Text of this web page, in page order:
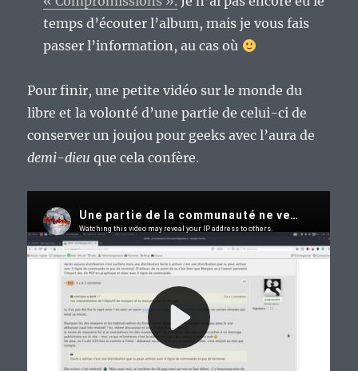
temps d’écouter l’album, mais je vous fais
passer l’information, au cas où
Pour finir, une petite vidéo sur le monde du
libre et la volonté d’une partie de celui-ci de
conserver un joujou pour geeks avec l’aura de
demi-dieu que cela confère.